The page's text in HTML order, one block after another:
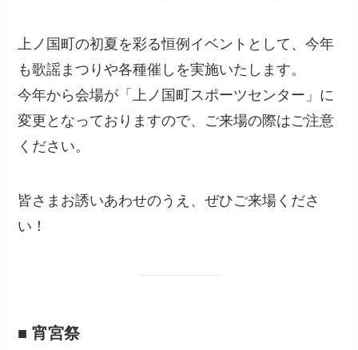
上ノ国町の初夏を彩る恒例イベントとして、今年
も歌謡まつりや各種催しを実施いたします。
今年から会場が「上ノ国町スポーツセンター」に
変更となっておりますので、ご来場の際はご注意
ください。
皆さまお誘いあわせのうえ、ぜひご来場くださ
い！
■ 宵宮祭